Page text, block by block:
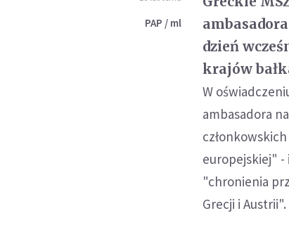
PAP / ml
dzień
krajów
W
ambasadora
europejskiej" -
"chronienia
Grecji i Austrii".